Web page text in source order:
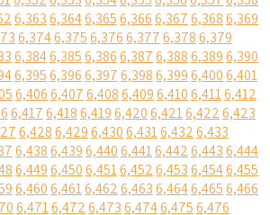
6,3636,3646,3656,3666,3676,3686,369
6,3746,3756,3766,3776,3786,379
6,3846,3856,3866,3876,3886,3896,390
6,3956,3966,3976,3986,3996,4006,401
6,4066,4076,4086,4096,4106,4116,412
6,4176,4186,4196,4206,4216,4226,423
6,4286,4296,4306,4316,4326,433
6,4386,4396,4406,4416,4426,4436,444
6,4496,4506,4516,4526,4536,4546,455
6,4606,4616,4626,4636,4646,4656,466
6,4716,4726,4736,4746,4756,476